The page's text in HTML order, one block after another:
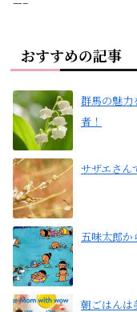
おすすめの記事
群馬の魅力
者！
サザエさ
五味太郎か
朝ごはんは